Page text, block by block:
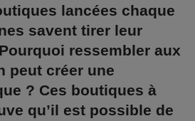
lancées chaque
savent tirer leur
ressembler aux
peut créer une
? Ces boutiques à
qu’il est possible de